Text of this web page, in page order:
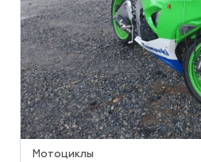
Мотоциклы